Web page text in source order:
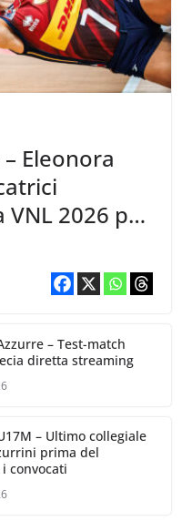
Eleonora
VNL 2026 per
– Test-match
diretta streaming
– Ultimo collegiale
prima del
convocati